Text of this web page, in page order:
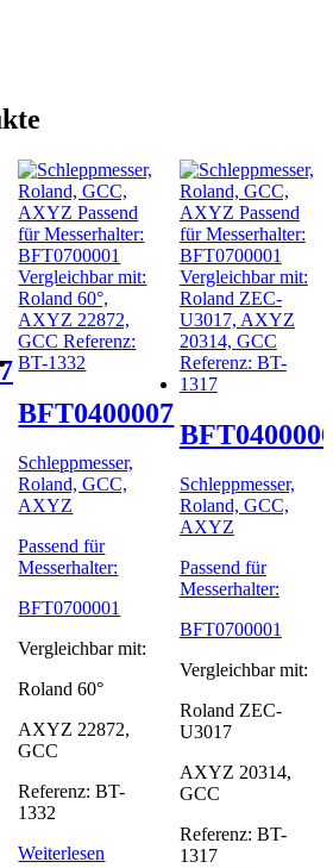
BFT0400007
Schleppmesser,
Roland, GCC,
AXYZ
Passend für
Messerhalter:
BFT0700001
Vergleichbar mit:
Roland 60°
AXYZ 22872,
GCC
Referenz: BT-
1332
Weiterlesen
Schleppmesser,
Roland, GCC,
AXYZ
Passend für
Messerhalter:
BFT0700001
Vergleichbar mit:
Roland ZEC-
U3017
AXYZ 20314,
GCC
Referenz: BT-
1317